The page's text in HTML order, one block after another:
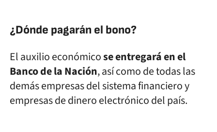
¿Dónde pagarán el bono?
El auxilio económicose entregará en el
Banco de la Nación, así como de todas las
demás empresas del sistema financiero y
empresas de dinero electrónico del país.